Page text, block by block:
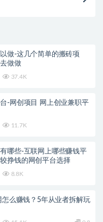
做-这几个简单的搬砖项
做做
37.4K
-网创项目 网上创业兼职平
11.7K
哪些-互联网上哪些赚钱平
挣钱的网创平台选择
8.8K
么赚钱？5年从业者拆解玩